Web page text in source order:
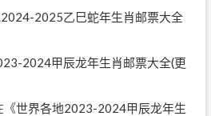
2025乙巳蛇年生肖邮票大全
2024甲辰龙年生肖邮票大全(更
《世界各地2023-2024甲辰龙年生